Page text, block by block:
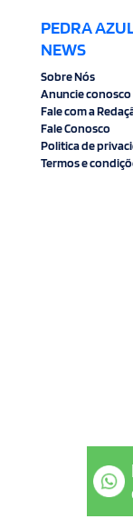
PEDRA
NEWS
Sobre Nós
Anuncie conosco
Fale com a
Fale Conosco
Politica de
Termos e